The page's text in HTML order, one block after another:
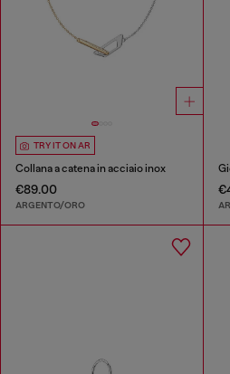
TRY IT ON AR
Collana a catena in acciaio inox
€89.00
ARGENTO/ORO